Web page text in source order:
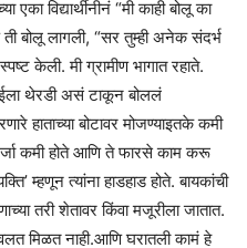
एका विद्यार्थीनीनं “मी काही बोलू का
ती बोलू लागली, “सर तुम्ही अनेक संदर्भ
केली. मी ग्रामीण भागात रहाते.
थेरडी असं टाकून बोललं
हाताच्या बोटावर मोजण्याइतके कमी
कमी होते आणि ते फारसे काम करू
म्हणून त्यांना हाडहाड होते. बायकांची
तरी शेतावर किंवा मजूरीला जातात.
मिळत नाही.आणि घरातली कामं हे